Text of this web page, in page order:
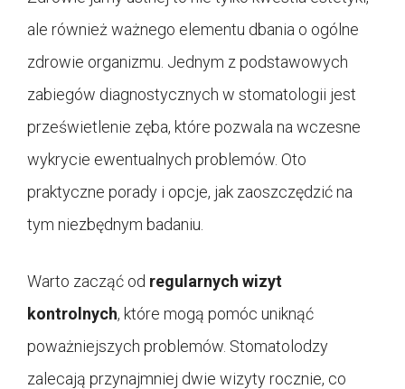
ale również ważnego elementu dbania o ogólne
zdrowie organizmu. Jednym z podstawowych
zabiegów diagnostycznych w stomatologii jest
prześwietlenie zęba, które pozwala na wczesne
wykrycie ewentualnych problemów. Oto
praktyczne porady i opcje, jak zaoszczędzić na
tym niezbędnym badaniu.
Warto zacząć od regularnych wizyt
kontrolnych, które mogą pomóc uniknąć
poważniejszych problemów. Stomatolodzy
zalecają przynajmniej dwie wizyty rocznie, co